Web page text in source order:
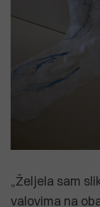
„Željela sam
valovima na